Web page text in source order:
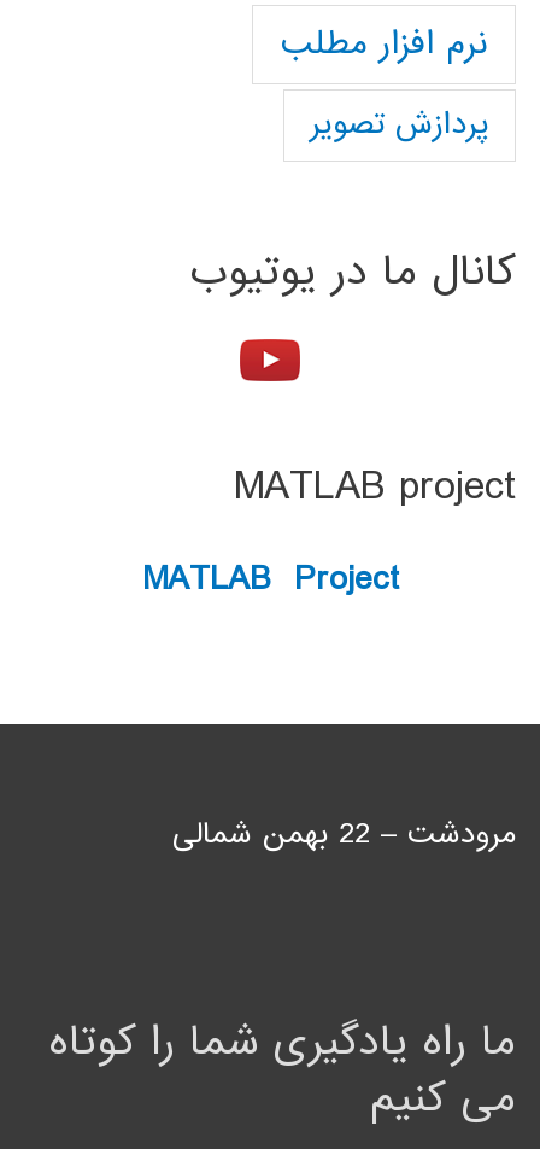
نرم افزار مطلب
پردازش تصویر
کانال ما در یوتیوب
MATLAB project
MATLAB Project
مرودشت – 22 بهمن شمالی
ما راه یادگیری شما را کوتاه
می کنیم